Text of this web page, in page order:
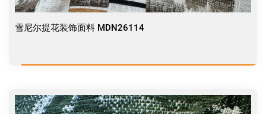
雪尼尔提花装饰面料 MDN26114